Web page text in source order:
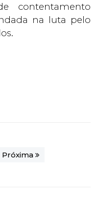
contentamento
na luta pelo
Próxima